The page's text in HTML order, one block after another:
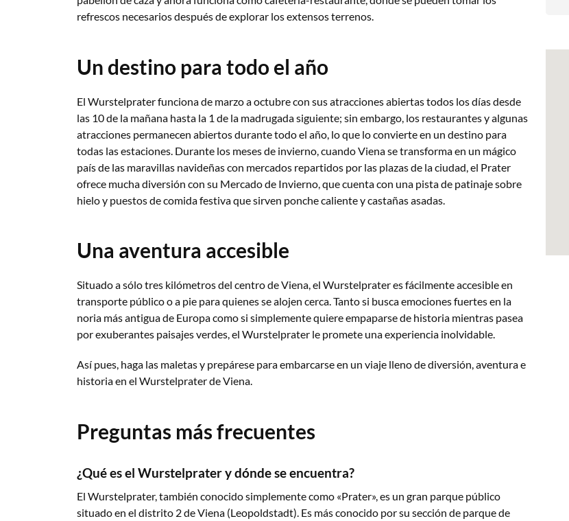
refrescos necesarios después de explorar los extensos terrenos.
Un destino para todo el año
El Wurstelprater funciona de marzo a octubre con sus atracciones abiertas todos los días desde
las 10 de la mañana hasta la 1 de la madrugada siguiente; sin embargo, los restaurantes y algunas
atracciones permanecen abiertos durante todo el año, lo que lo convierte en un destino para
todas las estaciones. Durante los meses de invierno, cuando Viena se transforma en un mágico
país de las maravillas navideñas con mercados repartidos por las plazas de la ciudad, el Prater
ofrece mucha diversión con su Mercado de Invierno, que cuenta con una pista de patinaje sobre
hielo y puestos de comida festiva que sirven ponche caliente y castañas asadas.
Una aventura accesible
Situado a sólo tres kilómetros del centro de Viena, el Wurstelprater es fácilmente accesible en
transporte público o a pie para quienes se alojen cerca. Tanto si busca emociones fuertes en la
noria más antigua de Europa como si simplemente quiere empaparse de historia mientras pasea
por exuberantes paisajes verdes, el Wurstelprater le promete una experiencia inolvidable.
Así pues, haga las maletas y prepárese para embarcarse en un viaje lleno de diversión, aventura e
historia en el Wurstelprater de Viena.
Preguntas más frecuentes
¿Qué es el Wurstelprater y dónde se encuentra?
El Wurstelprater, también conocido simplemente como «Prater», es un gran parque público
situado en el distrito 2 de Viena (Leopoldstadt). Es más conocido por su sección de parque de